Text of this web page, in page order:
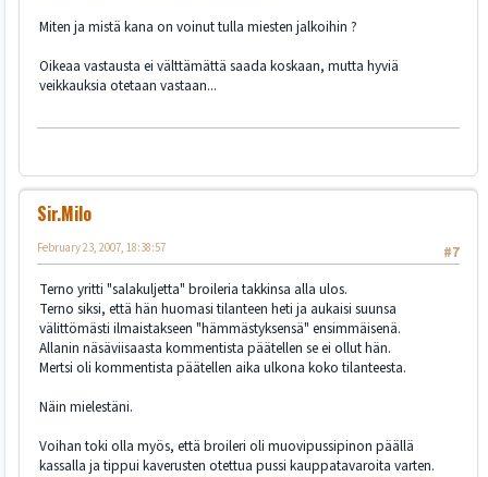
Miten ja mistä kana on voinut tulla miesten jalkoihin ?
Oikeaa vastausta ei välttämättä saada koskaan, mutta hyviä
veikkauksia otetaan vastaan...
Sir.Milo
#7
February 23, 2007, 18:38:57
Terno yritti "salakuljetta" broileria takkinsa alla ulos.
Terno siksi, että hän huomasi tilanteen heti ja aukaisi suunsa
välittömästi ilmaistakseen "hämmästyksensä" ensimmäisenä.
Allanin näsäviisaasta kommentista päätellen se ei ollut hän.
Mertsi oli kommentista päätellen aika ulkona koko tilanteesta.
Näin mielestäni.
Voihan toki olla myös, että broileri oli muovipussipinon päällä
kassalla ja tippui kaverusten otettua pussi kauppatavaroita varten.